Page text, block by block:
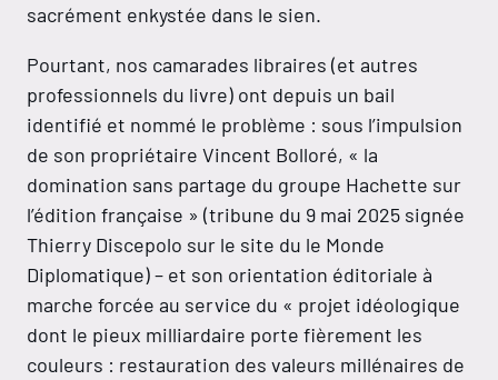
sacrément enkystée dans le sien.
Pourtant, nos camarades libraires (et autres
professionnels du livre) ont depuis un bail
identifié et nommé le problème : sous l’impulsion
de son propriétaire Vincent Bolloré, « la
domination sans partage du groupe Hachette sur
l’édition française » (tribune du 9 mai 2025 signée
Thierry Discepolo sur le site du le Monde
Diplomatique) – et son orientation éditoriale à
marche forcée au service du « projet idéologique
dont le pieux milliardaire porte fièrement les
couleurs : restauration des valeurs millénaires de